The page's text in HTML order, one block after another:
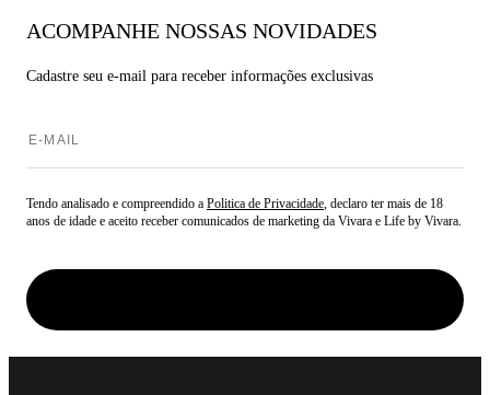
ACOMPANHE NOSSAS NOVIDADES
Cadastre seu e-mail para receber informações exclusivas
Tendo analisado e compreendido a Politica de Privacidade, declaro ter mais de 18
anos de idade e aceito receber comunicados de marketing da Vivara e Life by Vivara.